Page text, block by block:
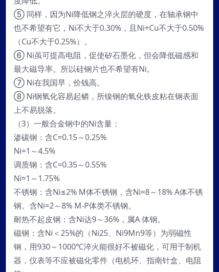
⑤ 同样，因为Ni降低钢之淬火层的硬度，在轴承钢中
也不希望有它，Ni不大于0.30%，且Ni+Cu不大于0.50%
（Cu不大于0.25%）。
⑥ Ni虽可提高电阻，促使矽石墨化，但会降低磁感和
最大磁导率。所以硅钢片也不希望有Ni。
⑦ Ni在我国早，价钱高。
⑧ Ni钢氧化容易起鳞，所镍钢的氧化铁皮粘在钢表面
上不易脱落。
（3）一般合金钢中的Ni含量：
渗碳钢：含C=0.15～0.25%
Ni=1～4.5%
调质钢：含C=0.35～0.55%
Ni=1～1.75%
不锈钢：含Ni≤2% M体不锈钢，含Ni=8～18% A体不锈
钢。含Ni=2～8% M-P体类不锈钢。
耐热不起皮钢：含Ni达9～36%，属A 体钢。
磁钢：含Ni＜25%的（Ni25、Ni9Mn9等）为弱磁性
钢，用930～1000℃淬火能很好不被磁化，可用于制机
器，仪表等不应被磁化零件（电机环、指南针盒、电阻